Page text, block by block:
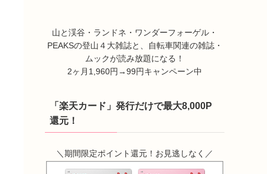
山と渓谷・ランドネ・ワンダーフォーゲル・
PEAKSの登山４大雑誌と、自転車関連の雑誌・
ムックが読み放題になる！
2ヶ月1,960円→99円キャンペーン中
「楽天カード」発行だけで最大8,000P
還元！
＼期間限定ポイント還元！お見逃しなく／